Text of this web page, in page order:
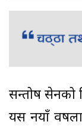
सन्तोष सेनको
यस नयाँ